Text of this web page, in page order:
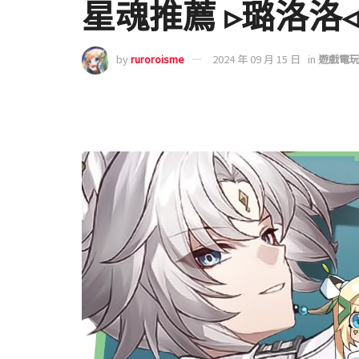
星魂推薦 ▹璐洛洛◃
byruroroisme 2024 年 09 月 15 日 in 遊戲電玩